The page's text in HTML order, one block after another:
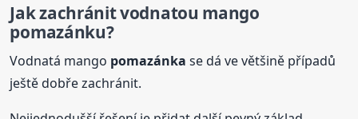
Jak zachránit vodnatou mango
pomazánku?
Vodnatá mango pomazánka se dá ve většině případů
ještě dobře zachránit.